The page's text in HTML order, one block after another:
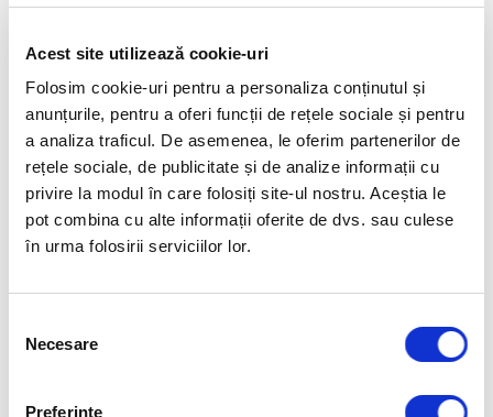
Acest site utilizează cookie-uri
Folosim cookie-uri pentru a personaliza conținutul și
anunțurile, pentru a oferi funcții de rețele sociale și pentru
a analiza traficul. De asemenea, le oferim partenerilor de
rețele sociale, de publicitate și de analize informații cu
privire la modul în care folosiți site-ul nostru. Aceștia le
pot combina cu alte informații oferite de dvs. sau culese
în urma folosirii serviciilor lor.
consimțământului
Necesare
Preferinţe
Persoane care au deja rol de director, manager
sau team-leader;
Angajati cu potential crescut in a deveni
manager in viitor;